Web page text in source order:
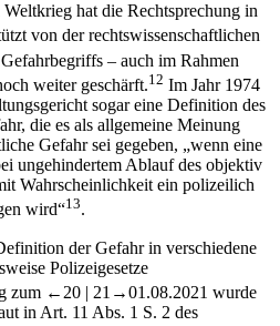
hat die Rechtsprechung in
von der rechtswissenschaftlichen
– auch im Rahmen
weiter geschärft.12 Im Jahr 1974
sogar eine Definition des
die es als allgemeine Meinung
Gefahr sei gegeben, „wenn eine
ungehindertem Ablauf des objektiv
Wahrscheinlichkeit ein polizeilich
wird“13.
der Gefahr in verschiedene
Polizeigesetze
zum ←20 | 21→01.08.2021 wurde
in Art. 11 Abs. 1 S. 2 des